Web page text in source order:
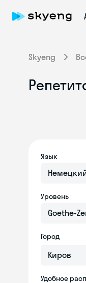
Skyeng
Язык
Уровень
Goethe-
Город
Удобное